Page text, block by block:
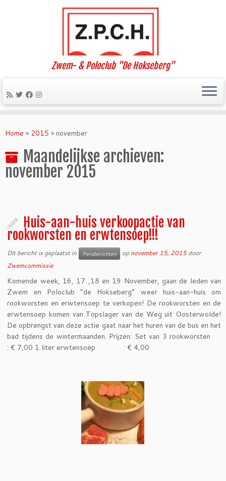
naar
Zwem- & Poloclub "De Hokseberg"
Home » 2015 » november
Maandelijkse archieven:
november 2015
Huis-aan-huis verkoopactie van
rookworsten en erwtensoep!!!
Dit bericht is geplaatst in Persberichten op november 15, 2015 door
Zwemcommissie
Komende week, 16, 17 ,18 en 19 November, gaan de leden van
Zwem en Poloclub “de Hokseberg” weer huis-aan-huis om
rookworsten en erwtensoep te verkopen! De rookworsten en de
erwtensoep komen van Topslager van de Weg uit Oosterwolde!
De opbrengst van deze actie gaat naar het huren van de bus en het
bad tijdens de wintermaanden. Prijzen: Set van 3 rookworsten
: € 7,00 1 liter erwtensoep : € 4,00